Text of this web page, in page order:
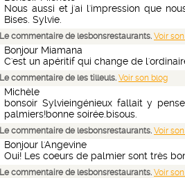
Nous aussi et j'ai l'impression que
Bises. Sylvie.
Le commentaire de lesbonsrestaurants. Voir
Bonjour Miamana
C'est un apéritif qui change de
Le commentaire de les tilleuls. Voir son blog
Michèle
bonsoir Sylvieingénieux fallait y
palmiers!bonne soirée.bisous.
Le commentaire de lesbonsrestaurants. Voir
Bonjour l'Angevine
Oui! Les coeurs de palmier sont très
Le commentaire de lesbonsrestaurants. Voir